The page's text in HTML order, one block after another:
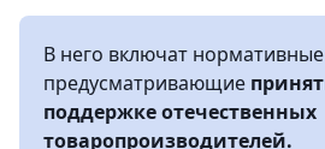
В него включат
предусматривающие
поддержке отечественных
товаропроизводителей.